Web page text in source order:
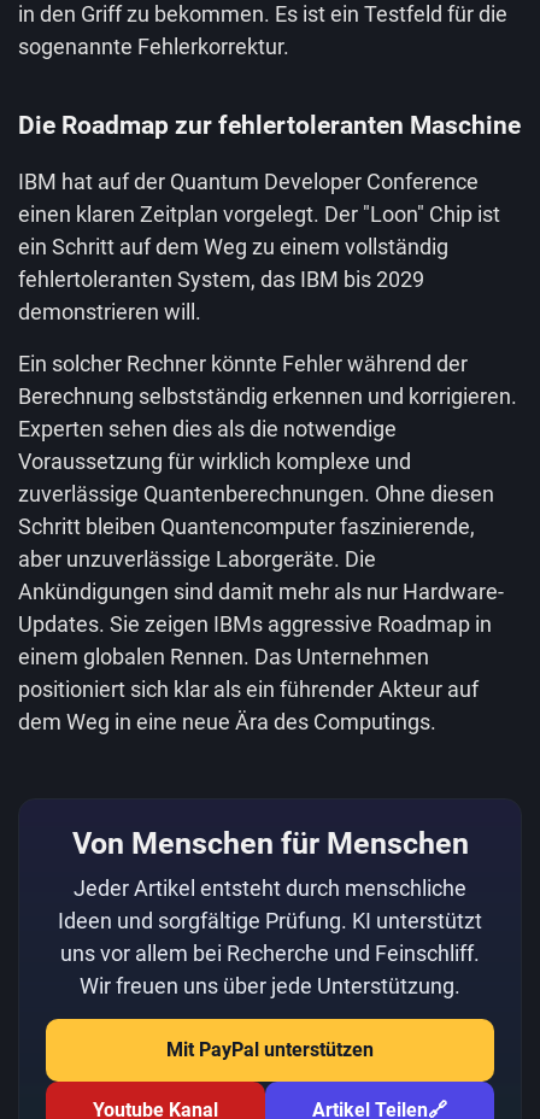
in den Griff zu bekommen. Es ist ein Testfeld für die
sogenannte Fehlerkorrektur.
Die Roadmap zur fehlertoleranten Maschine
IBM hat auf der Quantum Developer Conference
einen klaren Zeitplan vorgelegt. Der "Loon" Chip ist
ein Schritt auf dem Weg zu einem vollständig
fehlertoleranten System, das IBM bis 2029
demonstrieren will.
Ein solcher Rechner könnte Fehler während der
Berechnung selbstständig erkennen und korrigieren.
Experten sehen dies als die notwendige
Voraussetzung für wirklich komplexe und
zuverlässige Quantenberechnungen. Ohne diesen
Schritt bleiben Quantencomputer faszinierende,
aber unzuverlässige Laborgeräte. Die
Ankündigungen sind damit mehr als nur Hardware-
Updates. Sie zeigen IBMs aggressive Roadmap in
einem globalen Rennen. Das Unternehmen
positioniert sich klar als ein führender Akteur auf
dem Weg in eine neue Ära des Computings.
Von Menschen für Menschen
Jeder Artikel entsteht durch menschliche
Ideen und sorgfältige Prüfung. KI unterstützt
uns vor allem bei Recherche und Feinschliff.
Wir freuen uns über jede Unterstützung.
Mit PayPal unterstützen
Youtube Kanal Artikel Teilen🔗